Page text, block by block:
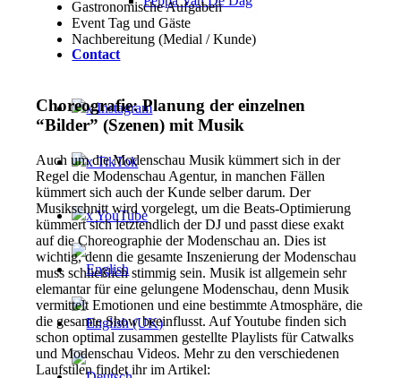
Contact
x Instagram
x TikTok
x YouTube
Gastronomische Aufgaben
Event Tag und Gäste
Nachbereitung (Medial / Kunde)
Choreografie: Planung der einzelnen
“Bilder” (Szenen) mit Musik
Auch um die Modenschau Musik kümmert sich in der
Regel die Modenschau Agentur, in manchen Fällen
kümmert sich auch der Kunde selber darum. Der
Musikschnitt wird vorgelegt, um die Beats-Optimierung
kümmert sich letztendlich der DJ und passt diese exakt
auf die Choreographie der Modenschau an. Dies ist
wichtig, denn die gesamte Inszenierung der Modenschau
muss schließlich stimmig sein. Musik ist allgemein sehr
elemantar für eine gelungene Modenschau, denn Musik
vermittelt Emotionen und eine bestimmte Atmosphäre, die
die gesamte Show beeinflusst. Auf Youtube finden sich
schon optimal zusammen gestellte Playlists für Catwalks
und Modenschau Videos. Mehr zu den verschiedenen
Laufstilen findet ihr im Artikel: